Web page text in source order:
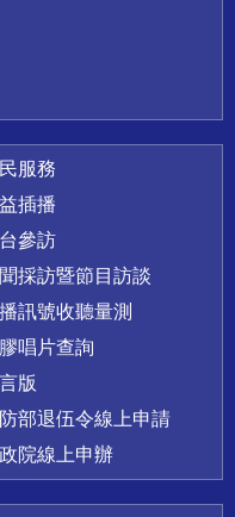
服務
插播
參訪
採訪暨節目訪談
訊號收聽量測
唱片查詢
版
部退伍令線上申請
院線上申辦